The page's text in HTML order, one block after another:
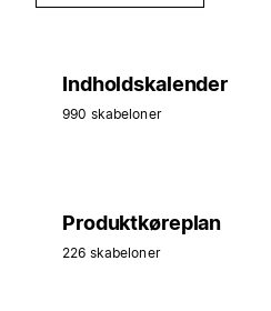
Indholdskalender
990 skabeloner
Produktkøreplan
226 skabeloner